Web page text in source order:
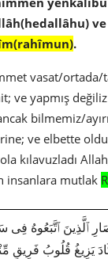
.
vasat/ortada/
ve yapmış
bilmemiz/
ve elbette
kılavuzladı
insanlara mutlak
يَزِيغُ قُلُوبُ فَرِيقٍ